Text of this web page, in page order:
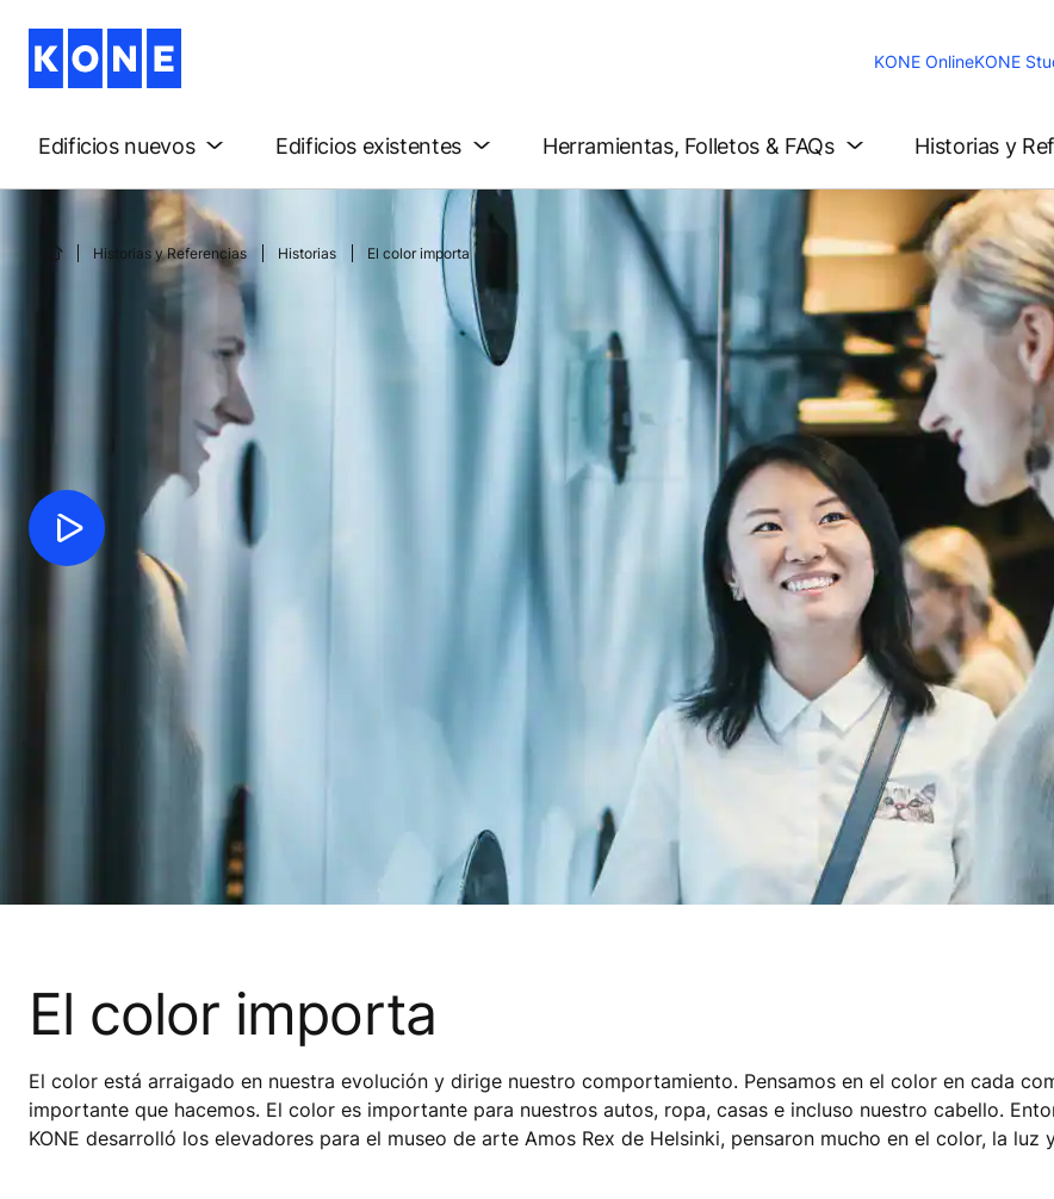
KONE OnlineKONE
Edificios nuevos Edificios existentes Herramientas, Folletos & FAQs Historias y
Historias y Referencias Historias El color importa
El color importa
El color está arraigado en nuestra evolución y dirige nuestro comportamiento. Pensamos en el color en cada
importante que hacemos. El color es importante para nuestros autos, ropa, casas e incluso nuestro cabello.
KONE desarrolló los elevadores para el museo de arte Amos Rex de Helsinki, pensaron mucho en el color, la luz